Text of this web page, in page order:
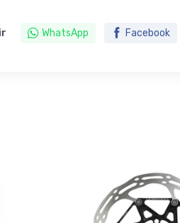
WhatsApp Facebook